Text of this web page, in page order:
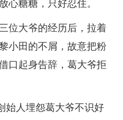
心糖糖，只好忍住。
大爷的经历后，拉着
小田的不屑，故意把粉
口起身告辞，葛大爷拒
人埋怨葛大爷不识好